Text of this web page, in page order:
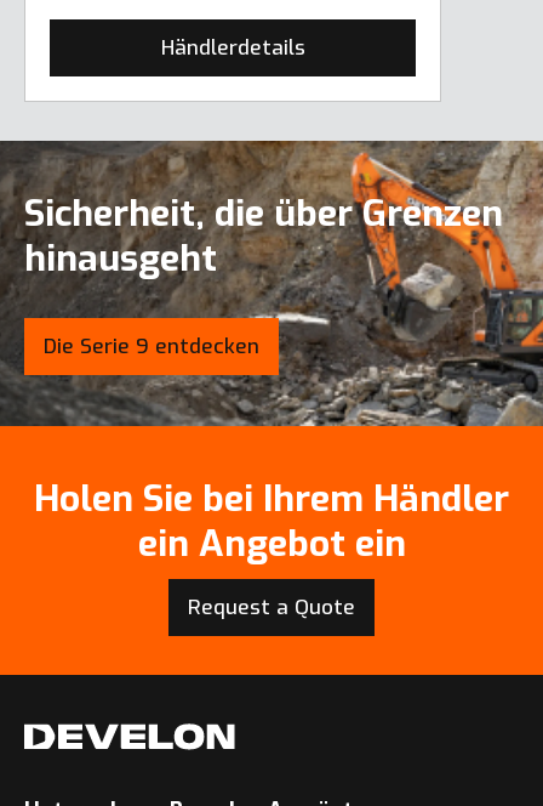
Händlerdetails
Sicherheit, die über Grenzen
hinausgeht
Die Serie 9 entdecken
Holen Sie bei Ihrem Händler
ein Angebot ein
Request a Quote